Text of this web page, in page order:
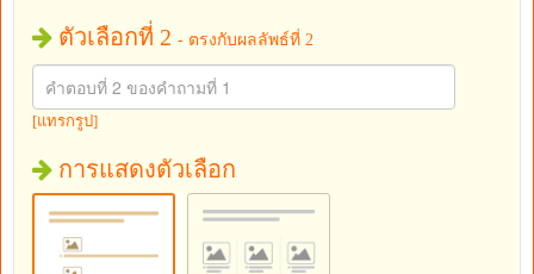
ตัวเลือกที่ 2 - ตรงกับผลลัพธ์ที่ 2
[แทรกรูป]
การแสดงตัวเลือก